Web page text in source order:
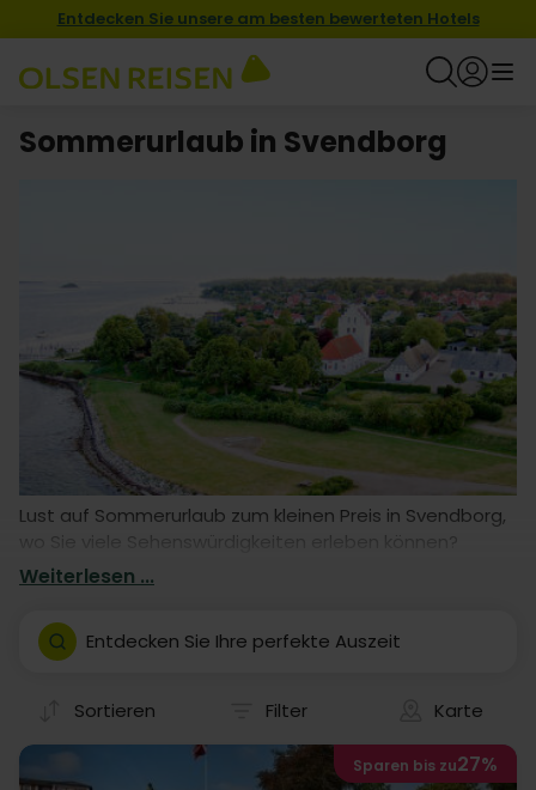
Entdecken Sie unsere am besten bewerteten Hotels
Sommerurlaub in Svendborg
Lust auf Sommerurlaub zum kleinen Preis in Svendborg,
wo Sie viele Sehenswürdigkeiten erleben können?
Buchen Sie einen Aufenthalt in einem von unseren
garantiert eine fantastische Auszeit in Svendborg- mit
eigener Anreise.
Weiterlesen ...
Entdecken Sie Ihre perfekte Auszeit
Sortieren Filter Karte
Sparen bis zu27%